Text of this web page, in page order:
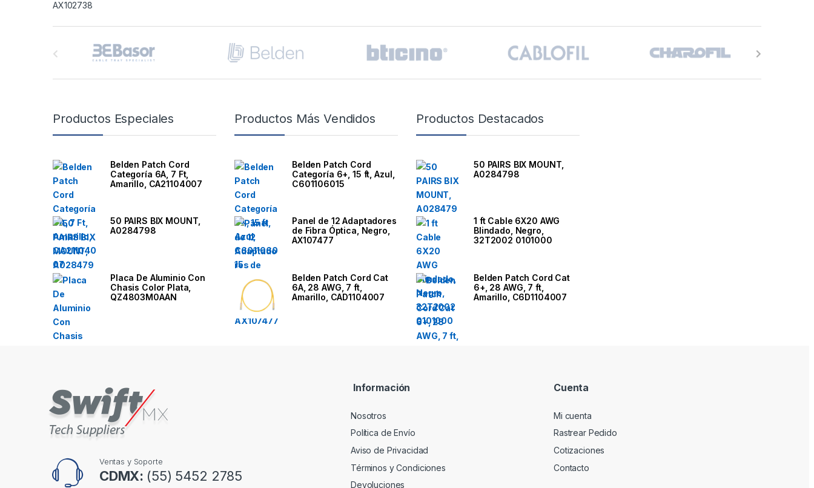
Productos Especiales
Belden Patch Cord
Categoría 6A, 7 Ft,
Amarillo, CA21104007
50 PAIRS BIX MOUNT,
A0284798
Placa De Aluminio Con
Chasis Color Plata,
QZ4803M0AAN
Productos Más Vendidos
Belden Patch Cord
Categoría 6+, 15 ft, Azul,
C601106015
Panel de 12 Adaptadores
de Fibra Óptica, Negro,
AX107477
Belden Patch Cord Cat
6A, 28 AWG, 7 ft,
Amarillo, CAD1104007
Productos Destacados
50 PAIRS BIX MOUNT,
A0284798
1 ft Cable 6X20 AWG
Blindado, Negro,
32T2002 0101000
Belden Patch Cord Cat
6+, 28 AWG, 7 ft,
Amarillo, C6D1104007
Ventas y Soporte
CDMX: (55) 5452 2785
Información
Nosotros
Política de Envío
Aviso de Privacidad
Términos y Condiciones
Devoluciones
Cuenta
Mi cuenta
Rastrear Pedido
Cotizaciones
Contacto